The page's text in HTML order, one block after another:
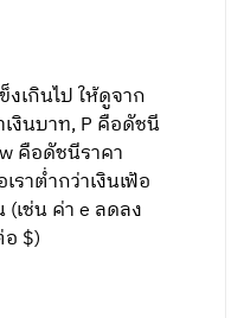
เกินไป ให้ดูจาก
งินบาท, P คือดัชนี
คือดัชนีราคา
ราต่ำกว่าเงินเฟ้อ
เช่น​ ค่า​ e​ ลดลง​
$)